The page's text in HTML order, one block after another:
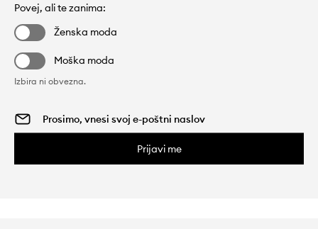
Povej, ali te zanima:
Ženska moda
Moška moda
Izbira ni obvezna.
Prijavi me